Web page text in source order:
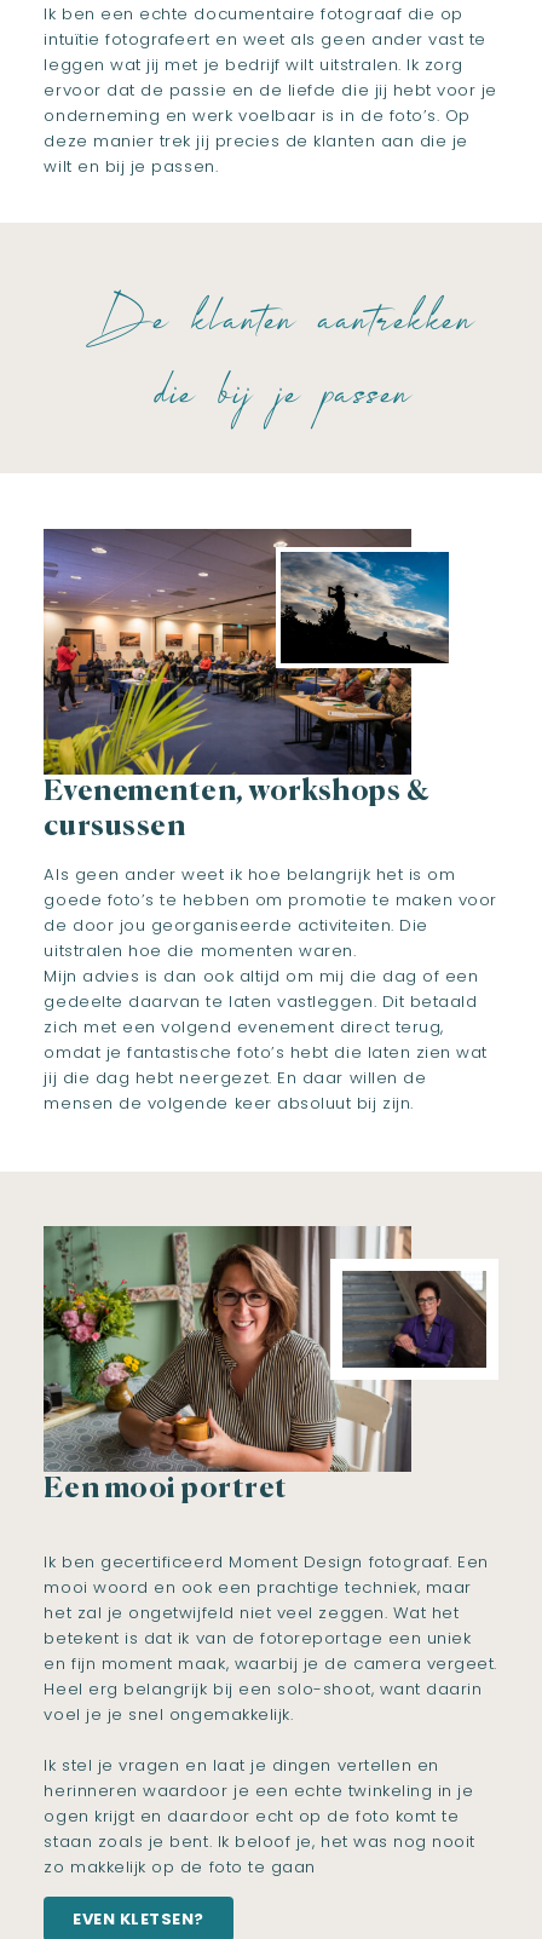
Ik ben een echte documentaire fotograaf die op
intuïtie fotografeert en weet als geen ander vast te
leggen wat jij met je bedrijf wilt uitstralen. Ik zorg
ervoor dat de passie en de liefde die jij hebt voor je
onderneming en werk voelbaar is in de foto’s. Op
deze manier trek jij precies de klanten aan die je
wilt en bij je passen.
De klanten aantrekken
die bij je passen
Evenementen, workshops &
cursussen
Als geen ander weet ik hoe belangrijk het is om
goede foto’s te hebben om promotie te maken voor
de door jou georganiseerde activiteiten. Die
uitstralen hoe die momenten waren.
Mijn advies is dan ook altijd om mij die dag of een
gedeelte daarvan te laten vastleggen. Dit betaald
zich met een volgend evenement direct terug,
omdat je fantastische foto’s hebt die laten zien wat
jij die dag hebt neergezet. En daar willen de
mensen de volgende keer absoluut bij zijn.
Een mooi portret
Ik ben gecertificeerd Moment Design fotograaf. Een
mooi woord en ook een prachtige techniek, maar
het zal je ongetwijfeld niet veel zeggen. Wat het
betekent is dat ik van de fotoreportage een uniek
en fijn moment maak, waarbij je de camera vergeet.
Heel erg belangrijk bij een solo-shoot, want daarin
voel je je snel ongemakkelijk.
Ik stel je vragen en laat je dingen vertellen en
herinneren waardoor je een echte twinkeling in je
ogen krijgt en daardoor echt op de foto komt te
staan zoals je bent. Ik beloof je, het was nog nooit
zo makkelijk op de foto te gaan
EVEN KLETSEN?